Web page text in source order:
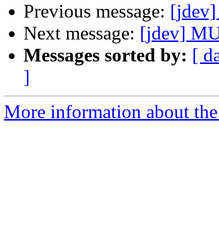
Previous message: [jdev]
Next message: [jdev]
Messages sorted by: [
]
More information about